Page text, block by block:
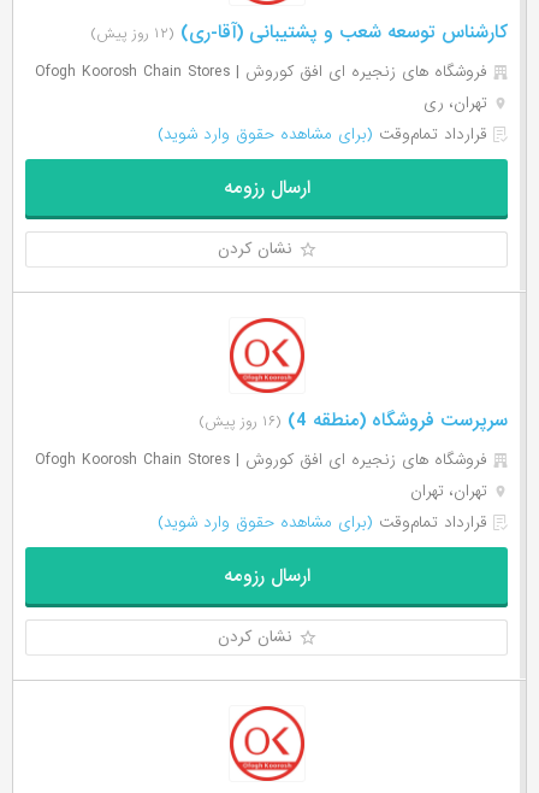
کارشناس توسعه شعب و پشتیبانی (آقا-ری) (۱۲ روز پیش)
فروشگاه های زنجیره ای افق کوروش | Ofogh Koorosh Chain Stores
تهران، ری
قرارداد تمام‌وقت (برای مشاهده حقوق وارد شوید)
ارسال رزومه
نشان کردن
سرپرست فروشگاه (منطقه 4) (۱۶ روز پیش)
فروشگاه های زنجیره ای افق کوروش | Ofogh Koorosh Chain Stores
تهران، تهران
قرارداد تمام‌وقت (برای مشاهده حقوق وارد شوید)
ارسال رزومه
نشان کردن